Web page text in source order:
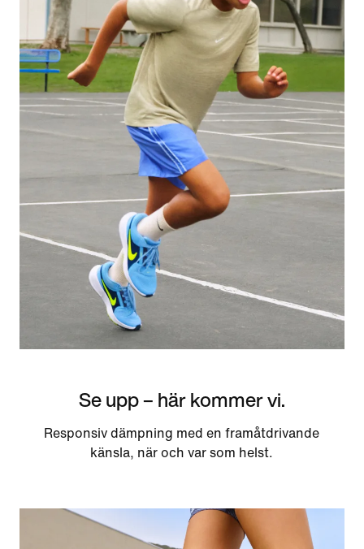
Se upp – här kommer vi.
Responsiv dämpning med en framåtdrivande
känsla, när och var som helst.